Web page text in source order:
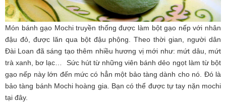
Món bánh gạo Mochi truyền thống được làm bột gạo nếp với nhân
đậu đỏ, được lăn qua bột đậu phộng. Theo thời gian, người dân
Đài Loan đã sáng tạo thêm nhiều hương vị mới như: mứt dâu, mứt
trà xanh, bơ lạc… Sức hút từ những viên bánh dẻo ngọt làm từ bột
gạo nếp này lớn đến mức có hẳn một bảo tàng dành cho nó. Đó là
bảo tàng bánh Mochi hoàng gia. Bạn có thể được tự tay nặn mochi
tại đây.